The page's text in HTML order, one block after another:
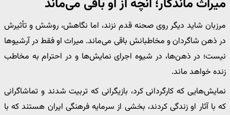
میراث ماندگار؛ آنچه از او باقی می‌ماند
مرزبان شاید دیگر روی صحنه قدم نزند، اما نگاهش، روشش و تأثیرش
در ذهن شاگردان و مخاطبانش باقی می‌ماند. میراث او فقط در آرشیوها
نیست؛ در ذهن‌ها، در شیوه اجرای نمایش‌ها و در احترام به مخاطب
زنده خواهد ماند.
نمایش‌هایی که کارگردانی کرد، بازیگرانی که تربیت شدند و تماشاگرانی
که با آثار او زندگی کردند، بخشی از سرمایه فرهنگی ایران هستند که با